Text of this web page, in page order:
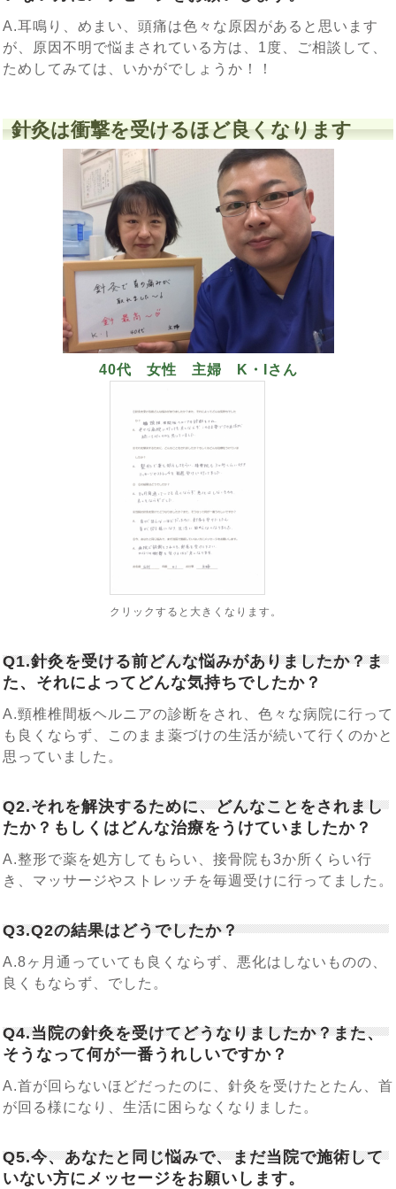
A.耳鳴り、めまい、頭痛は色々な原因があると思います
が、原因不明で悩まされている方は、1度、ご相談して、
ためしてみては、いかがでしょうか！！
針灸は衝撃を受けるほど良くなります
40代 女性 主婦 K・Iさん
クリックすると大きくなります。
Q1.針灸を受ける前どんな悩みがありましたか？ま
た、それによってどんな気持ちでしたか？
A.頸椎椎間板ヘルニアの診断をされ、色々な病院に行って
も良くならず、このまま薬づけの生活が続いて行くのかと
思っていました。
Q2.それを解決するために、どんなことをされまし
たか？もしくはどんな治療をうけていましたか？
A.整形で薬を処方してもらい、接骨院も3か所くらい行
き、マッサージやストレッチを毎週受けに行ってました。
Q3.Q2の結果はどうでしたか？
A.8ヶ月通っていても良くならず、悪化はしないものの、
良くもならず、でした。
Q4.当院の針灸を受けてどうなりましたか？また、
そうなって何が一番うれしいですか？
A.首が回らないほどだったのに、針灸を受けたとたん、首
が回る様になり、生活に困らなくなりました。
Q5.今、あなたと同じ悩みで、まだ当院で施術して
いない方にメッセージをお願いします。